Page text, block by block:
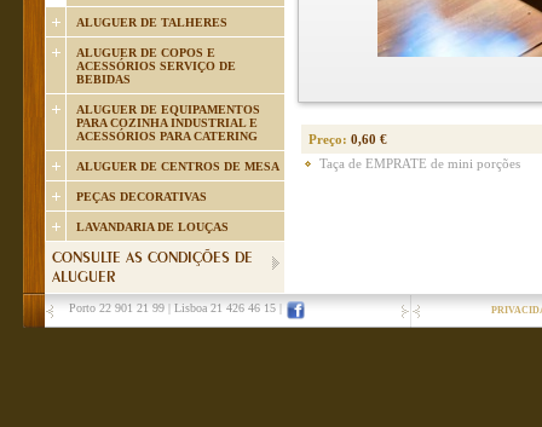
ALUGUER DE TALHERES
ALUGUER DE COPOS E
ACESSÓRIOS SERVIÇO DE
BEBIDAS
ALUGUER DE EQUIPAMENTOS
PARA COZINHA INDUSTRIAL E
ACESSÓRIOS PARA CATERING
ALUGUER DE CENTROS DE MESA
PEÇAS DECORATIVAS
LAVANDARIA DE LOUÇAS
CONSULTE AS CONDIÇÕES DE
ALUGUER
Preço: 0,60 €
Taça de EMPRATE de mini porções
Porto 22 901 21 99 Lisboa 21 426 46 15